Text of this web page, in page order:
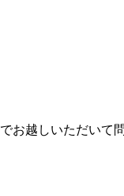
お越しいただいて